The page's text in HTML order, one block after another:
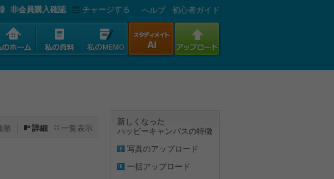
非会員購入確認 チャージする へルプ 初心者ガイド
順 詳細 一覧表示
新しくなった
ハッピーキャンパスの特徴
写真のアップロード
一括アップロード